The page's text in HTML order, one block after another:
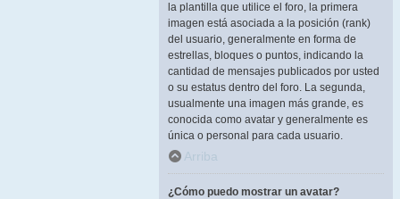
la plantilla que utilice el foro, la primera
imagen está asociada a la posición (rank)
del usuario, generalmente en forma de
estrellas, bloques o puntos, indicando la
cantidad de mensajes publicados por usted
o su estatus dentro del foro. La segunda,
usualmente una imagen más grande, es
conocida como avatar y generalmente es
única o personal para cada usuario.
Arriba
¿Cómo puedo mostrar un avatar?